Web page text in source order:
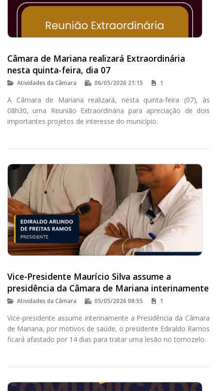
Câmara de Mariana realizará Extraordinária
nesta quinta-feira, dia 07
Atividades da Câmara 06/05/2026 21:15 1
A Câmara de Mariana realizará, nesta quinta-feira (07), às
08h30, uma Reunião Extraordinária para apreciação de dois
importantes projetos de interesse do município.
Vice-Presidente Maurício Silva assume a
presidência da Câmara de Mariana interinamente
Atividades da Câmara 05/05/2026 08:55 1
Vice-presidente assume interinamente a Presidência da Câmara
de Mariana, por motivos de saúde, o presidente Ediraldo Ramos
ficará afastado por 14 dias para tratar uma lesão no tornozelo.